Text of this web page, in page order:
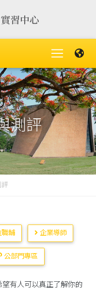
測評
輔 企業導師
公部門專區
有人可以真正了解你的